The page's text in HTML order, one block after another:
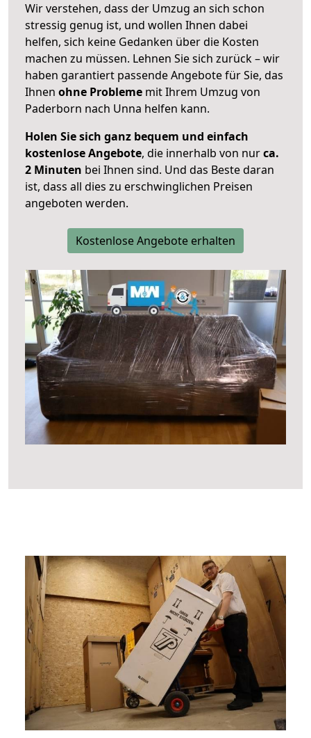
Wir verstehen, dass der Umzug an sich schon
stressig genug ist, und wollen Ihnen dabei
helfen, sich keine Gedanken über die Kosten
machen zu müssen. Lehnen Sie sich zurück – wir
haben garantiert passende Angebote für Sie, das
Ihnen ohne Probleme mit Ihrem Umzug von
Paderborn nach Unna helfen kann.
Holen Sie sich ganz bequem und einfach
kostenlose Angebote, die innerhalb von nurca.
2 Minuten bei Ihnen sind. Und das Beste daran
ist, dass all dies zu erschwinglichen Preisen
angeboten werden.
Kostenlose Angebote erhalten